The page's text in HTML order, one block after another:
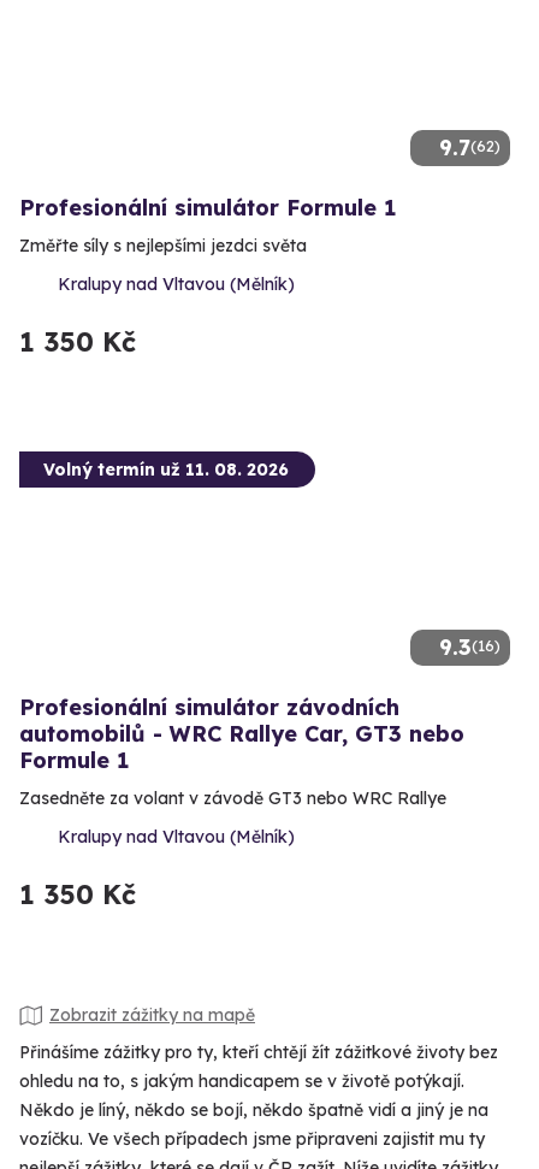
9.7(62)
Profesionální simulátor Formule 1
Změřte síly s nejlepšími jezdci světa
Kralupy nad Vltavou (Mělník)
1 350 Kč
9.3(16)
Volný termín už 11. 08. 2026
Profesionální simulátor závodních
automobilů - WRC Rallye Car, GT3 nebo
Formule 1
Zasedněte za volant v závodě GT3 nebo WRC Rallye
Kralupy nad Vltavou (Mělník)
1 350 Kč
Zobrazit zážitky na mapě
Přinášíme zážitky pro ty, kteří chtějí žít zážitkové životy bez
ohledu na to, s jakým handicapem se v životě potýkají.
Někdo je líný, někdo se bojí, někdo špatně vidí a jiný je na
vozíčku. Ve všech případech jsme připraveni zajistit mu ty